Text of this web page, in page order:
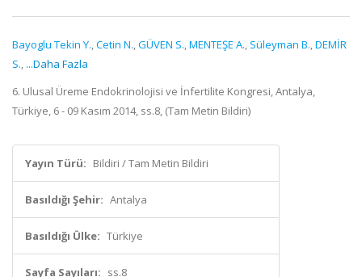
Bayoglu Tekin Y.,Cetin N.,GÜVEN S.,MENTEŞE A., Süleyman B.,DEMİR
S., ...Daha Fazla
6. Ulusal Üreme Endokrinolojisi ve İnfertilite Kongresi, Antalya,
Türkiye, 6 - 09 Kasım 2014, ss.8, (Tam Metin Bildiri)
Yayın Türü: Bildiri / Tam Metin Bildiri
Basıldığı Şehir: Antalya
Basıldığı Ülke: Türkiye
Sayfa Sayıları: ss.8